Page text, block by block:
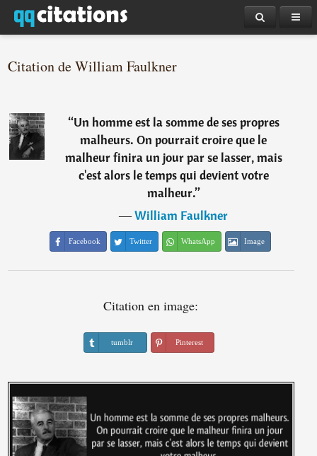
Citation de William Faulkner
“Un homme est la somme de ses propres
malheurs. On pourrait croire que le
malheur finira un jour par se lasser, mais
c'est alors le temps qui devient votre
malheur.”
―William Faulkner
Facebook Twitter WhatsApp Image
Citation en image:
tumblr Pinterest